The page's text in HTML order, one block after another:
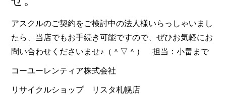
アスクルのご契約をご検討中の法人様いらっしゃいまし
たら、当店でもお手続き可能ですので、ぜひお気軽にお
問い合わせくださいませ♪（＾▽＾） 担当：小畠まで
コーユーレンティア株式会社
リサイクルショップ リスタ札幌店